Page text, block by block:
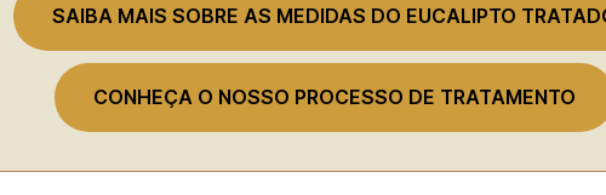
SAIBA MAIS SOBRE AS MEDIDAS DO EUCALIPTO
CONHEÇA O NOSSO PROCESSO DE TRATAMENTO